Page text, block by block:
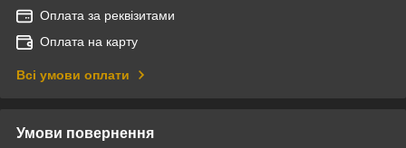
Оплата за реквізитами
Оплата на карту
Всі умови оплати
Умови повернення